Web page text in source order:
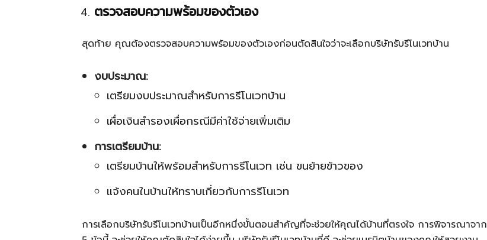
ตรวจสอบความพร้อมของตัวเอง
สุดท้าย คุณต้องตรวจสอบความพร้อมของตัวเองก่อนตัดสินใจว่าจะเลือกบริษัทรับรีโนเวทบ้าน
งบประมาณ:
เตรียมงบประมาณสำหรับการรีโนเวทบ้าน
เผื่อเงินสำรองเผื่อกรณีมีค่าใช้จ่ายเพิ่มเติม
การเตรียมบ้าน:
เตรียมบ้านให้พร้อมสำหรับการรีโนเวท เช่น ขนย้ายข้าวของ
แจ้งคนในบ้านให้ทราบเกี่ยวกับการรีโนเวท
การเลือกบริษัทรับรีโนเวทบ้านเป็นอีกหนึ่งขั้นตอนสำคัญที่จะช่วยให้คุณได้บ้านที่ตรงใจ การพิจารณาจาก